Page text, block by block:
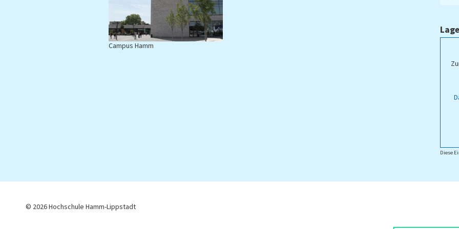
autonomes Gewächshaus, effizientes und intelligentes
Gebäudemanagement oder Smart-Gardening.
Campus Hamm
Diese
© 2026 Hochschule Hamm-Lippstadt